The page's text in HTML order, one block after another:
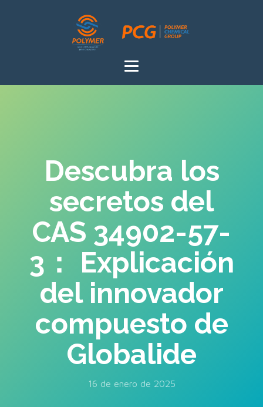
Descubra los
secretos del
CAS 34902-57-
3： Explicación
del innovador
compuesto de
Globalide
16 de enero de 2025